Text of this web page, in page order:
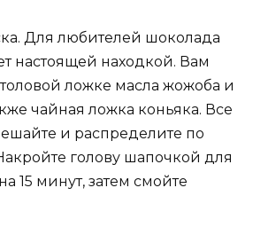
Для любителей шоколада
настоящей находкой. Вам
ложке масла жожоба и
чайная ложка коньяка. Все
и распределите по
голову шапочкой для
15 минут, затем смойте